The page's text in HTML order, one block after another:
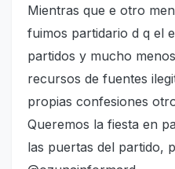
Mientras que e otro
fuimos partidario d q el
partidos y mucho
recursos de fuentes
propias confesiones
Queremos la fiesta en
las puertas del partido,